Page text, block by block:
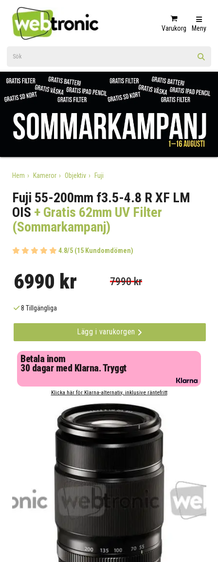
Varukorg Meny
Hem Kameror Objektiv Fuji
Fuji 55-200mm f3.5-4.8 R XF LM
OIS + Gratis 62mm UV Filter
(Sommarkampanj)
4.8/5 (15 Kundomdömen)
6990 kr 7990 kr
8 Tillgängliga
Lägg i varukorgen
Betala inom
30 dagar med Klarna. Tryggt
Klicka här för Klarna-alternativ, inklusive räntefritt